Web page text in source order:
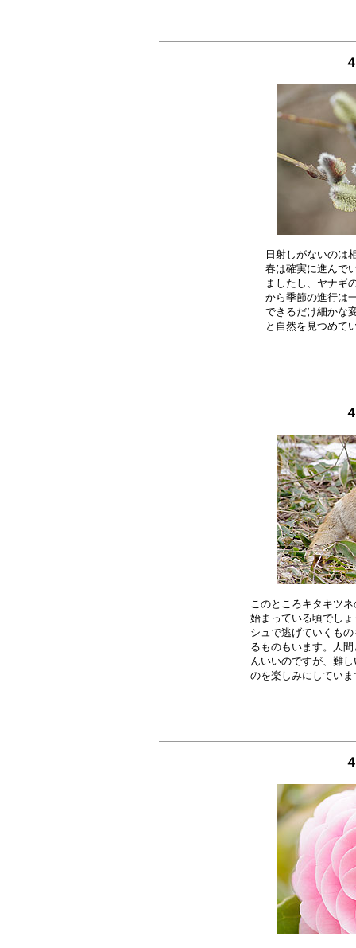
日射しがないのは
春は確実に進んで
ましたし、ヤナギ
から季節の進行は
できるだけ細かな
このところキタキツ
始まっている頃でし
シュで逃げていくも
るものもいます。人
んいいのですが、難